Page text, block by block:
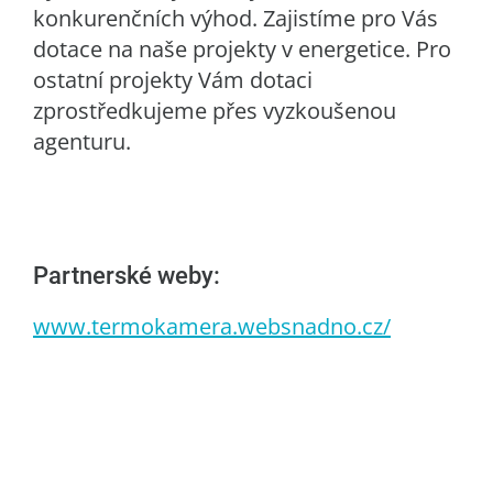
konkurenčních výhod. Zajistíme pro Vás
dotace na naše projekty v energetice. Pro
ostatní projekty Vám dotaci
zprostředkujeme přes vyzkoušenou
agenturu.
Partnerské weby:
www.termokamera.websnadno.cz/